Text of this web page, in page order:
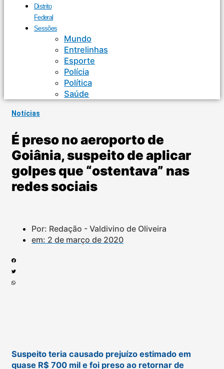
Distrito
Federal
Sessões
Mundo
Entrelinhas
Esporte
Polícia
Política
Saúde
Notícias
É preso no aeroporto de
Goiânia, suspeito de aplicar
golpes que “ostentava” nas
redes sociais
Por: Redação - Valdivino de Oliveira
em: 2 de março de 2020
Suspeito teria causado prejuízo estimado em
quase R$ 700 mil e foi preso ao retornar de